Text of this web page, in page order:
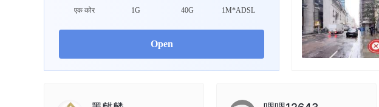
एक कोर 1G 40G 1M*ADSL
Open
कंपनी का कर्मचारी
--
EBC FINANCIAL GROUP
Danger